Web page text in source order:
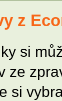
z
si
ze
si